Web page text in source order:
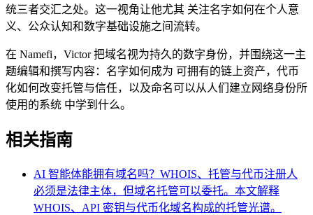
统三者交汇之处。这一视角让他尤其 关注名字如何在个人意
义、公众认知和数字基础设施之间流转。
在 Namefi，Victor 把域名视为持久的数字身份，并围绕这一主
题编辑和撰写内容：名字如何成为 可拥有的链上资产，代币
化如何改变托管与信任，以及命名可以从人们建立网络身份所
使用的系统 中学到什么。
相关指南
AI 智能体能拥有域名吗？WHOIS、托管与代币注册人
必须是法律主体，但域名托管可以委托。本文解释
WHOIS、API 密钥与代币化域名构成的托管光谱。